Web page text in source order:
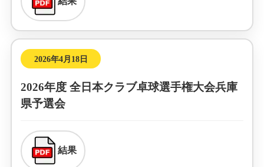
2026年4月18日
2026年度 全日本クラブ卓球選手権大会兵庫
県予選会
結果